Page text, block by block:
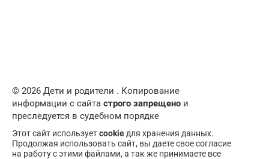
© 2026 Дети и родители . Копирование
информации с сайта строго запрещено и
преследуется в судебном порядке
Этот сайт используетcookie для хранения данных.
Продолжая использовать сайт, вы даете свое согласие
на работу с этими файлами, а так же принимаете все